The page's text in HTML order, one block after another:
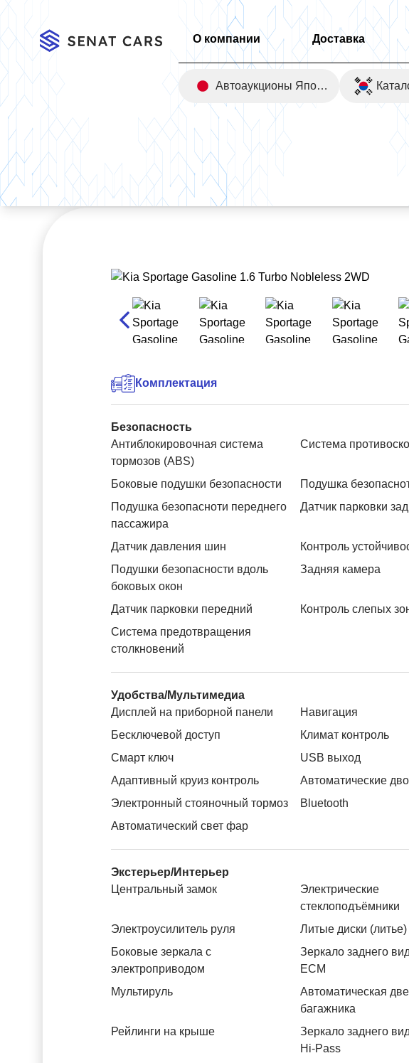
О компании Доставка
Автоаукционы Японии
Главная/Каталог Kia Sportage Gasoline 1.6 Turbo Nobleless 2WD
Комплектация
Безопасность
Антиблокировочная система
тормозов (ABS)
Система
Боковые подушки безопасности
Подушка
Подушка безопасноти переднего
пассажира
Датчик парковки
Датчик давления шин
Контроль
Подушки безопасности вдоль
боковых окон
Задняя камера
Датчик парковки передний
Контроль слепых
Система предотвращения
столкновений
Удобства/Мультимедиа
Дисплей на приборной панели
Навигация
Бесключевой доступ
Климат контроль
Смарт ключ
USB выход
Адаптивный круиз контроль
Автоматические
Электронный стояночный тормоз
Bluetooth
Автоматический свет фар
Экстерьер/Интерьер
Центральный замок
Электрические
стеклоподъёмники
Электроусилитель руля
Литые диски (литье)
Боковые зеркала с
электроприводом
Зеркало заднего
ЕСМ
Мультируль
Автоматическая
багажника
Рейлинги на крыше
Зеркало заднего
Hi-Pass